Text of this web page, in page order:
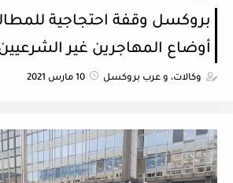
بروكسل وقفة احتجاجية
أوضاع المهاجرين غير
وكالات، و عرب بروكسل 10 مارس 2021